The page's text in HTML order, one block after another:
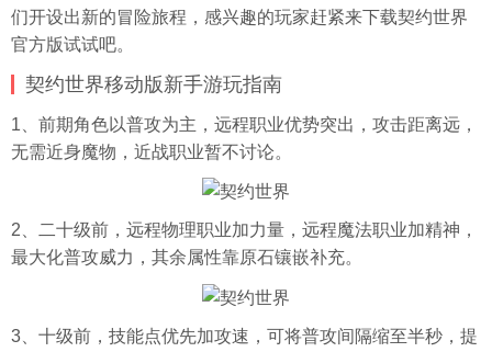
们开设出新的冒险旅程，感兴趣的玩家赶紧来下载契约世界
官方版试试吧。
契约世界移动版新手游玩指南
1、前期角色以普攻为主，远程职业优势突出，攻击距离远，
无需近身魔物，近战职业暂不讨论。
2、二十级前，远程物理职业加力量，远程魔法职业加精神，
最大化普攻威力，其余属性靠原石镶嵌补充。
3、十级前，技能点优先加攻速，可将普攻间隔缩至半秒，提